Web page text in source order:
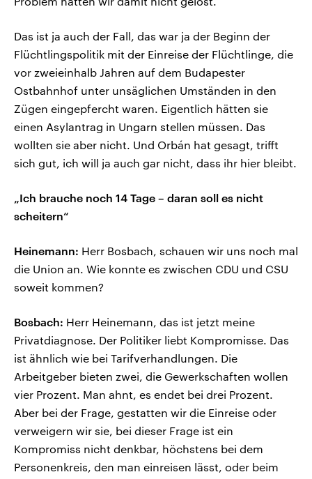
Das ist ja auch der Fall, das war ja der Beginn der
Flüchtlingspolitik mit der Einreise der Flüchtlinge, die
vor zweieinhalb Jahren auf dem Budapester
Ostbahnhof unter unsäglichen Umständen in den
Zügen eingepfercht waren. Eigentlich hätten sie
einen Asylantrag in Ungarn stellen müssen. Das
wollten sie aber nicht. Und Orbán hat gesagt, trifft
sich gut, ich will ja auch gar nicht, dass ihr hier bleibt.
„Ich brauche noch 14 Tage – daran soll es nicht
scheitern“
Heinemann: Herr Bosbach, schauen wir uns noch mal
die Union an. Wie konnte es zwischen CDU und CSU
soweit kommen?
Bosbach: Herr Heinemann, das ist jetzt meine
Privatdiagnose. Der Politiker liebt Kompromisse. Das
ist ähnlich wie bei Tarifverhandlungen. Die
Arbeitgeber bieten zwei, die Gewerkschaften wollen
vier Prozent. Man ahnt, es endet bei drei Prozent.
Aber bei der Frage, gestatten wir die Einreise oder
verweigern wir sie, bei dieser Frage ist ein
Kompromiss nicht denkbar, höchstens bei dem
Personenkreis, den man einreisen lässt, oder beim